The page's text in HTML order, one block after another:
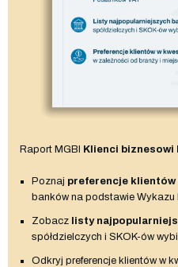
Raport MGBI Klienci biznesowi
Poznaj preferencje klientów
banków na podstawie Wykazu
Zobacz listy
spółdzielczych i SKOK-ów
Odkryj preferencje klientów w